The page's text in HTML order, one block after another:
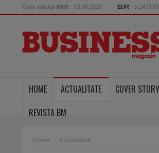
Curs valutar BNR - 09.08.2026 EUR - 5.2473
HOME ACTUALITATE COVER STORY
REVISTA BM
Home Actualitate